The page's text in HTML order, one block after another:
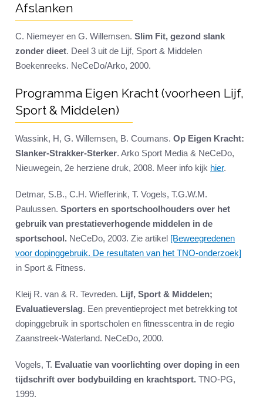
Afslanken
C. Niemeyer en G. Willemsen. Slim Fit, gezond slank
zonder dieet. Deel 3 uit de Lijf, Sport & Middelen
Boekenreeks. NeCeDo/Arko, 2000.
Programma Eigen Kracht (voorheen Lijf,
Sport & Middelen)
Wassink, H, G. Willemsen, B. Coumans. Op Eigen Kracht:
Slanker-Strakker-Sterker. Arko Sport Media & NeCeDo,
Nieuwegein, 2e herziene druk, 2008. Meer info kijk hier.
Detmar, S.B., C.H. Wiefferink, T. Vogels, T.G.W.M.
Paulussen. Sporters en sportschoolhouders over het
gebruik van prestatieverhogende middelen in de
sportschool. NeCeDo, 2003. Zie artikel [Beweegredenen
voor dopinggebruik. De resultaten van het TNO-onderzoek]
in Sport & Fitness.
Kleij R. van & R. Tevreden. Lijf, Sport & Middelen;
Evaluatieverslag. Een preventieproject met betrekking tot
dopinggebruik in sportscholen en fitnesscentra in de regio
Zaanstreek-Waterland. NeCeDo, 2000.
Vogels, T. Evaluatie van voorlichting over doping in een
tijdschrift over bodybuilding en krachtsport. TNO-PG,
1999.